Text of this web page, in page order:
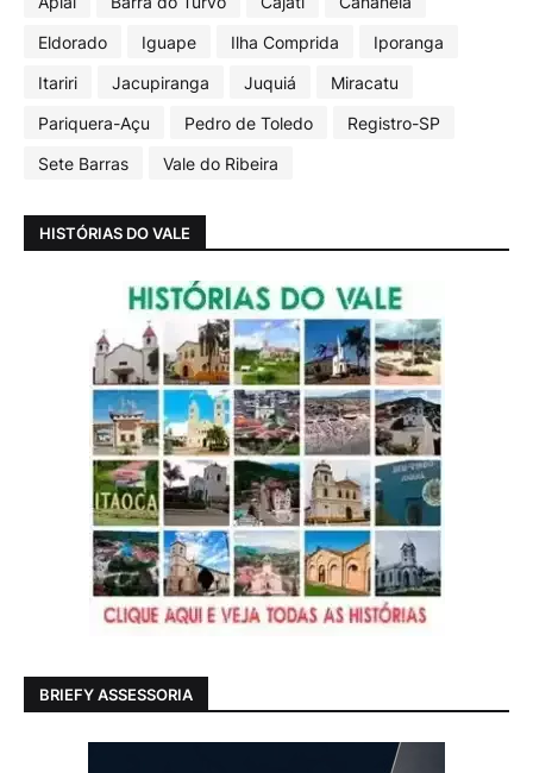
Eldorado
Iguape Ilha Comprida
Iporanga
Itariri
Jacupiranga Juquiá
Miracatu
Pariquera-Açu
Pedro de Toledo
Registro-SP
Sete Barras
Vale do Ribeira
HISTÓRIAS DO VALE
BRIEFY ASSESSORIA